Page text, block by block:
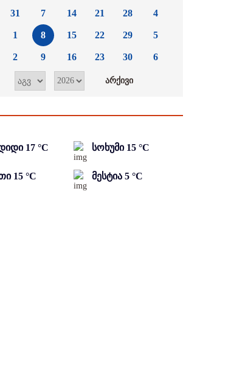
31
1
2
7
8
9
14
15
16
21
22
23
28
29
30
4
5
6
17 °C სოხუმი 15 °C
15 °C მესტია 5 °C